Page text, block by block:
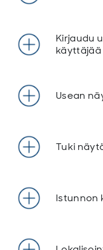
Kirjaudu
käyttäjää
Usean
Tuki
Istunnon